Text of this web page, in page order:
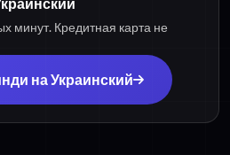
минут. Кредитная карта не
на Украинский